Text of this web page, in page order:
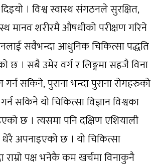
दिइयो । विश्व स्वास्थ संगठनले सुरक्षित,
मानव शरीरमै औषधीको परीक्षण गरिने
सवैभन्दा आधुनिक चिकित्सा पद्धति
छ । सबै उमेर वर्ग र लिङ्गमा सहजै विना
सकिने, पुराना भन्दा पुराना रोगहरुको
सकिने यो चिकित्सा विज्ञान विश्वका
छ । त्यसमा पनि दक्षिण एशियाली
अपनाइएको छ । यो चिकित्सा
राम्रो पक्ष भनेकै कम खर्चमा विनाकुनै